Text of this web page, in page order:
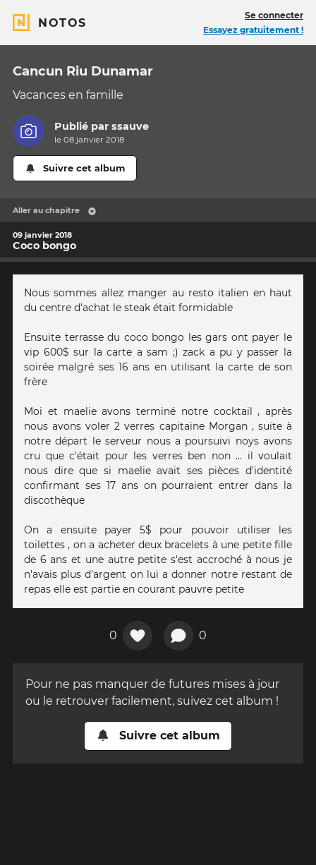
NOTOS
Se connecter
Essayez gratuitement !
Cancun Riu Dunamar
Vacances en famille
Publié parssauve
le 08 janvier 2018
Suivre cet album
Aller au chapitre
09 janvier 2018
Coco bongo
Nous sommes allez manger au resto italien en haut
du centre d'achat le steak était formidable
Ensuite terrasse du coco bongo les gars ont payer le
vip 600$ sur la carte a sam ;) zack a pu y passer la
soirée malgré ses 16 ans en utilisant la carte de son
frère
Moi et maelie avons terminé notre cocktail , après
nous avons voler 2 verres capitaine Morgan , suite à
notre départ le serveur nous a poursuivi noys avons
cru que c'était pour les verres ben non ... il voulait
nous dire que si maelie avait ses pièces d'identité
confirmant ses 17 ans on pourraient entrer dans la
discothèque
On a ensuite payer 5$ pour pouvoir utiliser les
toilettes , on a acheter deux bracelets à une petite fille
de 6 ans et une autre petite s'est accroché à nous je
n'avais plus d'argent on lui a donner notre restant de
repas elle est partie en courant pauvre petite
0 0
Pour ne pas manquer de futures mises à jour
ou le retrouver facilement, suivez cet album !
Suivre cet album